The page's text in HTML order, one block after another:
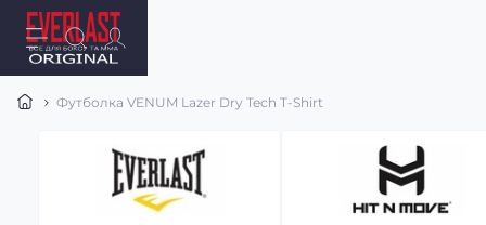
Футболка VENUM Lazer Dry Tech T-Shirt